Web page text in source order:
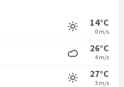
14°C
0 m/s
26°C
4 m/s
27°C
3 m/s